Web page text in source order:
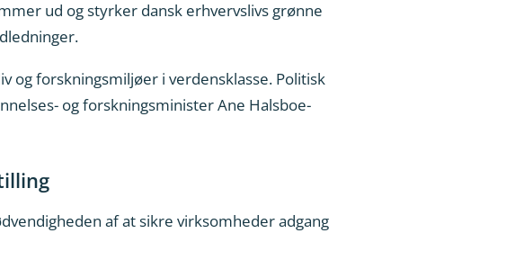
ud og styrker dansk erhvervslivs grønne
forskningsmiljøer i verdensklasse. Politisk
og forskningsminister Ane Halsboe-
af at sikre virksomheder adgang